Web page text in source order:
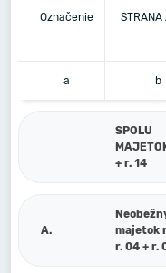
Označenie STRANA
a b
SPOLU
+ r. 14
A.
majetok
r. 04 + r.